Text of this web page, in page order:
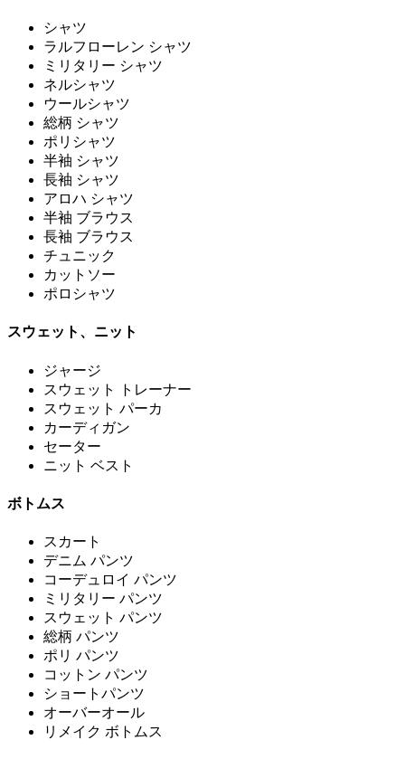
シャツ
ラルフローレン シャツ
ミリタリー シャツ
ネルシャツ
ウールシャツ
総柄 シャツ
ポリシャツ
半袖 シャツ
長袖 シャツ
アロハ シャツ
半袖 ブラウス
長袖 ブラウス
チュニック
カットソー
ポロシャツ
スウェット、ニット
ジャージ
スウェット トレーナー
スウェット パーカ
カーディガン
セーター
ニット ベスト
ボトムス
スカート
デニム パンツ
コーデュロイ パンツ
ミリタリー パンツ
スウェット パンツ
総柄 パンツ
ポリ パンツ
コットン パンツ
ショートパンツ
オーバーオール
リメイク ボトムス